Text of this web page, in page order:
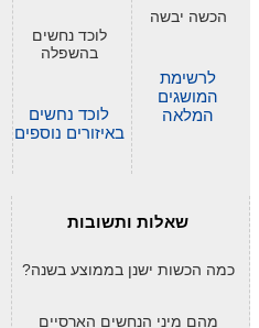
הכשה יבשה
לרשימת
המושגים
המלאה
לוכד נחשים
בהשפלה
לוכד נחשים
באיזורים נוספים
שאלות ותשובות
כמה הכשות ישנן בממוצע בשנה?
מהם מיני הנחשים הארסיים